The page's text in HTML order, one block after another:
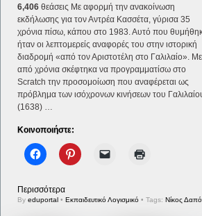
6,406 θεάσεις Με αφορμή την ανακοίνωση
εκδήλωσης για τον Αντρέα Κασσέτα, γύρισα 35
χρόνια πίσω, κάπου στο 1983. Αυτό που
ήταν οι λεπτομερείς αναφορές του στην ιστορική
διαδρομή «από τον Αριστοτέλη στο Γαλιλαίο».
από χρόνια σκέφτηκα να προγραμματίσω στο
Scratch την προσομοίωση που αναφέρεται ως
πρόβλημα των ισόχρονων κινήσεων του
(1638) …
Κοινοποιήστε:
Περισσότερα
Byeduportal • Εκπαιδευτικό Λογισμικό • Tags:Νίκος